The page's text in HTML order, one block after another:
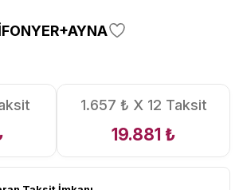
1.657 ₺ X 12 Taksit
19.881 ₺